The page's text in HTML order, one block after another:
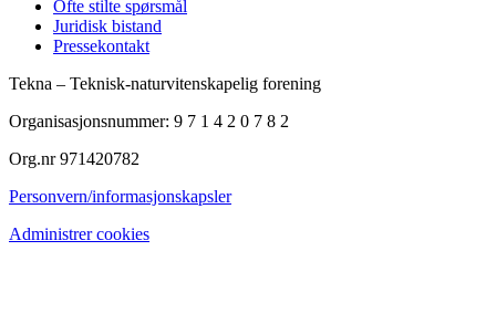
Ofte stilte spørsmål
Juridisk bistand
Pressekontakt
Tekna – Teknisk-naturvitenskapelig forening
Organisasjonsnummer: 9 7 1 4 2 0 7 8 2
Org.nr 971420782
Personvern/informasjonskapsler
Administrer cookies